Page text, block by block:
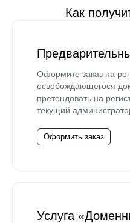
Как
Оформите заказ на
освобождающегося
претендовать на
текущий
Оформить заказ
Услуга